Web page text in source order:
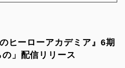
ヒーローアカデミア』6期
」配信リリース